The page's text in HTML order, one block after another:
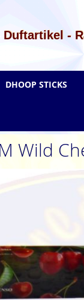
Duftartikel -
Wild
DHOOP STICKS